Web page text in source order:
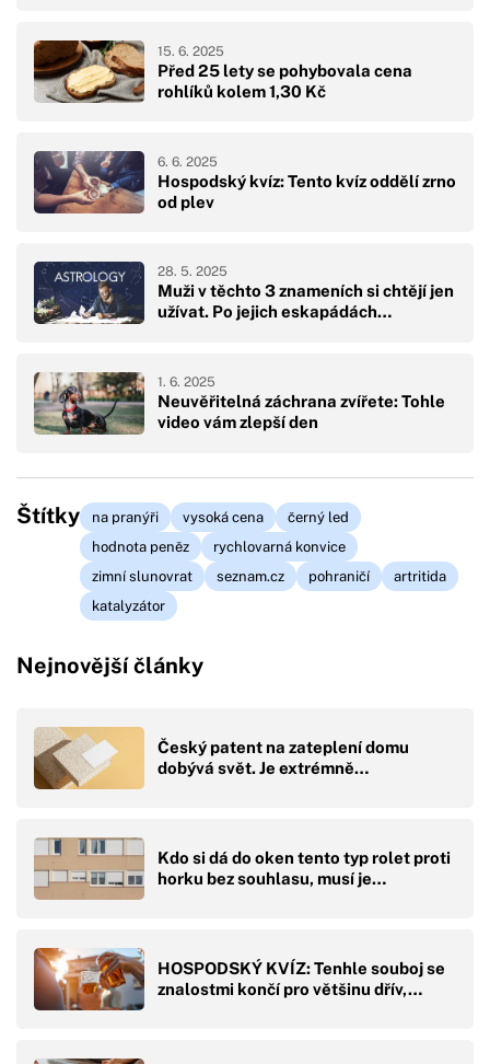
Před 25 lety se pohybovala cena
rohlíků kolem 1,30 Kč
15. 6. 2025
Hospodský kvíz: Tento kvíz oddělí zrno
od plev
6. 6. 2025
Muži v těchto 3 znameních si chtějí jen
užívat. Po jejich eskapádách…
28. 5. 2025
Neuvěřitelná záchrana zvířete: Tohle
video vám zlepší den
1. 6. 2025
Štítky na pranýři vysoká cena
černý led
hodnota peněz
rychlovarná konvice
zimní slunovrat
seznam.cz pohraničí
artritida
katalyzátor
Nejnovější články
Český patent na zateplení domu
dobývá svět. Je extrémně…
Kdo si dá do oken tento typ rolet proti
horku bez souhlasu, musí je…
HOSPODSKÝ KVÍZ: Tenhle souboj se
znalostmi končí pro většinu dřív,…